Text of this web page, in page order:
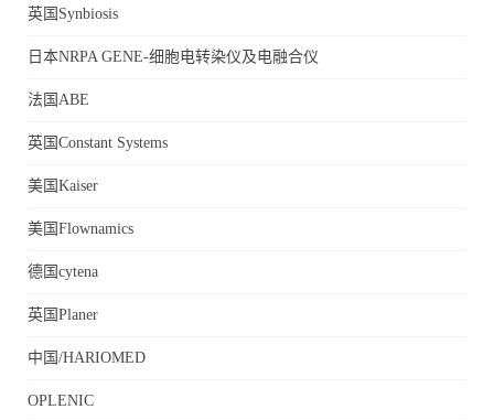
英国Synbiosis
日本NRPA GENE-细胞电转染仪及电融合仪
法国ABE
英国Constant Systems
美国Kaiser
美国Flownamics
德国cytena
英国Planer
中国/HARIOMED
OPLENIC